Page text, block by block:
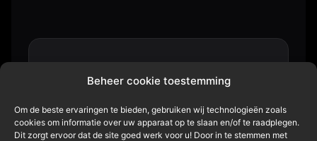
Beheer cookie toestemming
Om de beste ervaringen te bieden, gebruiken wij technologieën zoals
cookies om informatie over uw apparaat op te slaan en/of te raadplegen.
Dit zorgt ervoor dat de site goed werk voor u! Door in te stemmen met
Vragen over jouw AI-
omgeving?